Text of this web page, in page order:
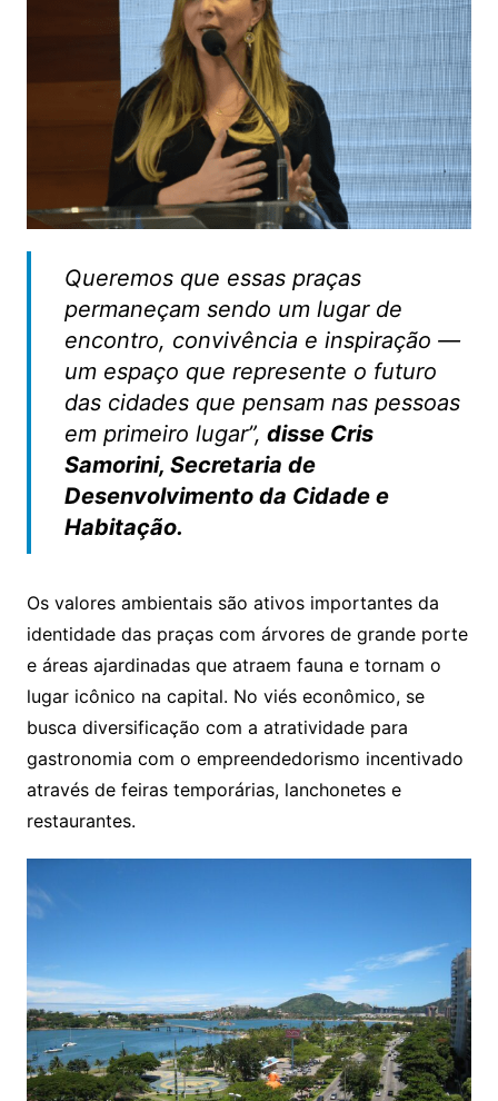
Queremos que essas praças
permaneçam sendo um lugar de
encontro, convivência e inspiração —
um espaço que represente o futuro
das cidades que pensam nas pessoas
em primeiro lugar”, disse Cris
Samorini, Secretaria de
Desenvolvimento da Cidade e
Habitação.
Os valores ambientais são ativos importantes da
identidade das praças com árvores de grande porte
e áreas ajardinadas que atraem fauna e tornam o
lugar icônico na capital. No viés econômico, se
busca diversificação com a atratividade para
gastronomia com o empreendedorismo incentivado
através de feiras temporárias, lanchonetes e
restaurantes.